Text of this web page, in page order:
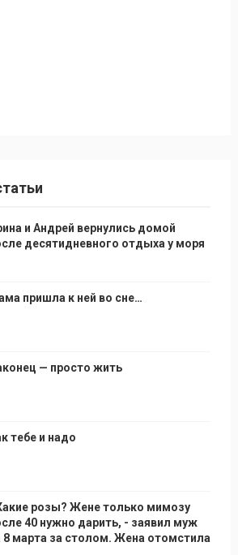
и Андрей вернулись домой
десятидневного отдыха у моря
пришла к ней во сне…
— просто жить
тебе и надо
розы? Жене только мимозу
40 нужно дарить, - заявил муж
8 марта за столом. Жена отомстила